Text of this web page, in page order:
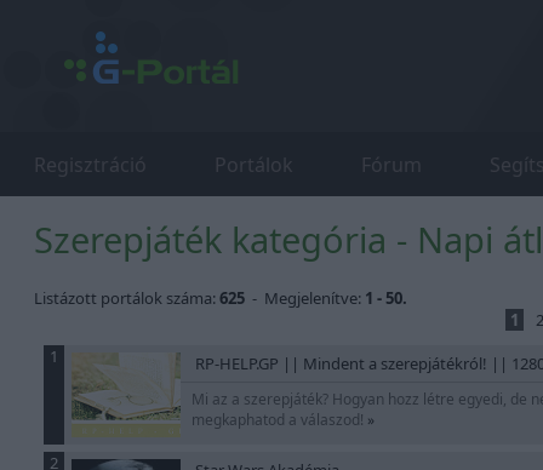
Regisztráció Portálok Fórum
Szerepjáték kategória - Napi
Listázott portálok száma:625 - Megjelenítve: 1 - 50.
1
2
1
RP-HELP.GP || Mindent a szerepjátékról! ||
Mi az a szerepjáték? Hogyan hozz létre egyedi, de
megkaphatod a válaszod! »
2